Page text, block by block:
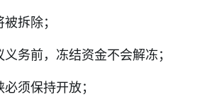
拆除；
务前，冻结资金不会解冻；
须保持开放；